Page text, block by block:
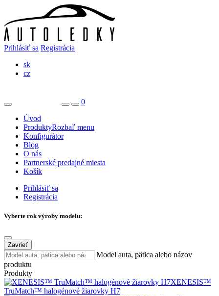
Prihlásiť sa Registrácia
sk
cz
0
Úvod
ProduktyRozbaľ menu
Konfigurátor
Blog
O nás
Partnerské predajné miesta
Košík
Prihlásiť sa
Registrácia
Vyberte rok výroby modelu:
Zavrieť
Model auta, pätica alebo názov
produktu
Produkty
XENESIS™
TruMatch™ halogénové žiarovky H7